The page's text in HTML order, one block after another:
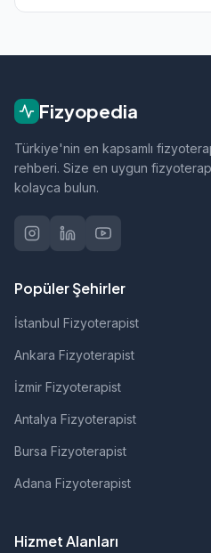
Fizyopedia
Türkiye'nin en kapsamlı
rehberi. Size en uygun
kolayca bulun.
Popüler Şehirler
İstanbul Fizyoterapist
Ankara Fizyoterapist
İzmir Fizyoterapist
Antalya Fizyoterapist
Bursa Fizyoterapist
Adana Fizyoterapist
Hizmet Alanları